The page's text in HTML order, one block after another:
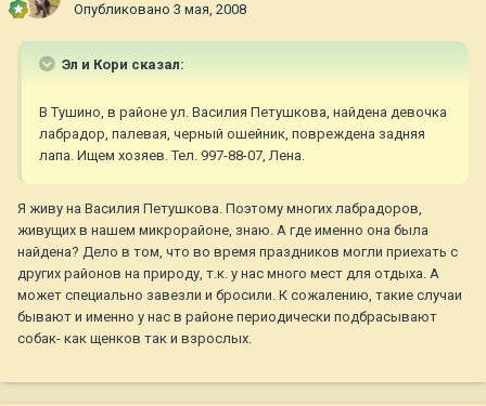
Опубликовано 3 мая, 2008
Эл и Кори сказал:
В Тушино, в районе ул. Василия Петушкова, найдена девочка
лабрадор, палевая, черный ошейник, повреждена задняя
лапа. Ищем хозяев. Тел. 997-88-07, Лена.
Я живу на Василия Петушкова. Поэтому многих лабрадоров,
живущих в нашем микрорайоне, знаю. А где именно она была
найдена? Дело в том, что во время праздников могли приехать с
других районов на природу, т.к. у нас много мест для отдыха. А
может специально завезли и бросили. К сожалению, такие случаи
бывают и именно у нас в районе периодически подбрасывают
собак- как щенков так и взрослых.